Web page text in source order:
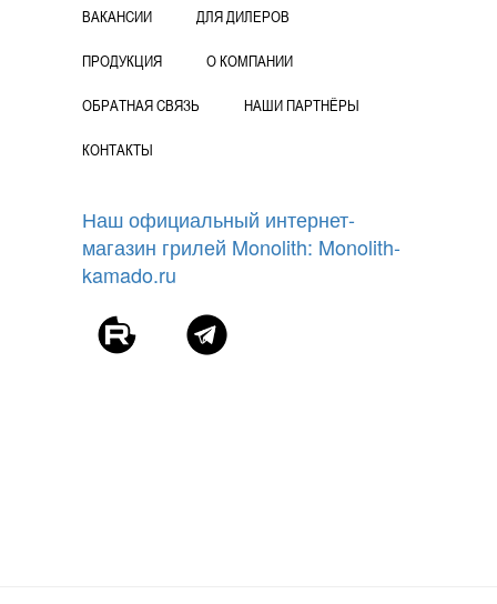
ВАКАНСИИ ДЛЯ ДИЛЕРОВ
ПРОДУКЦИЯ О КОМПАНИИ
ОБРАТНАЯ СВЯЗЬ НАШИ ПАРТНЁРЫ
КОНТАКТЫ
Наш официальный интернет-
магазин грилей Monolith: Monolith-
kamado.ru